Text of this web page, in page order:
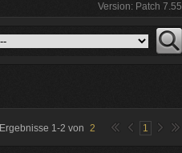
Version: Patch 7.55
Ergebnisse 1-2 von 2 1